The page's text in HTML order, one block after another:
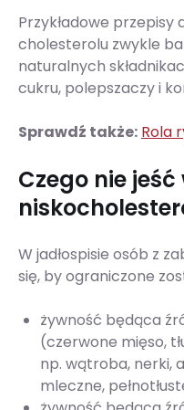
Przykładowe przepisy
cholesterolu zwykle
naturalnych
cukru, polepszaczy i
Sprawdź także: Rola
Czego nie
W jadłospisie osób z
się, by ograniczone
żywność będąca
(czerwone mięso,
np. wątroba, nerki,
mleczne,